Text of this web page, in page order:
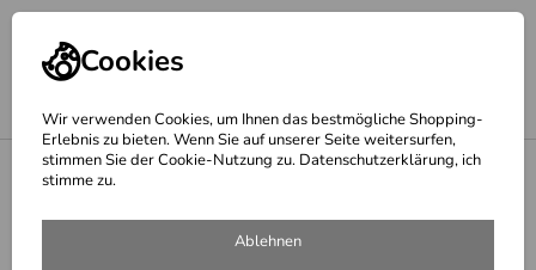
Cookies
Wir verwenden Cookies, um Ihnen das bestmögliche Shopping-
Erlebnis zu bieten. Wenn Sie auf unserer Seite weitersurfen,
stimmen Sie der Cookie-Nutzung zu. Datenschutzerklärung, ich
stimme zu.
Ablehnen
Spiralschalen